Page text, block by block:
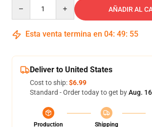
AÑADIR AL
Esta venta termina en 04: 49: 54
Deliver to United States
Cost to ship:$6.99
Standard - Order today to get byAug.
Production
Shipping